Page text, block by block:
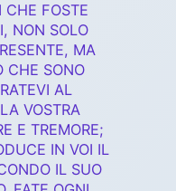
CHE FOSTE
NON SOLO
MA
CHE SONO
AL
VOSTRA
E TREMORE;
IN VOI IL
IL SUO